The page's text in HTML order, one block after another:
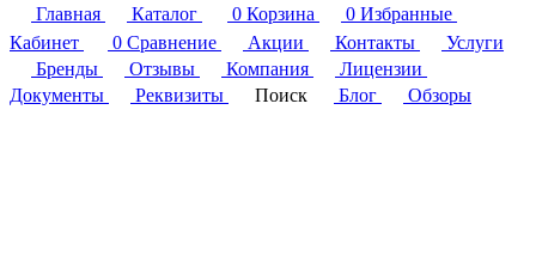
Главная
Каталог 0 Корзина 0 Избранные
Кабинет
0 Сравнение Акции Контакты
Услуги
Бренды
Отзывы Компания
Лицензии
Документы
Реквизиты Поиск Блог Обзоры